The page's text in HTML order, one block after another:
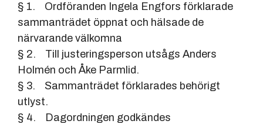
§ 1. Ordföranden Ingela Engfors förklarade
sammanträdet öppnat och hälsade de
närvarande välkomna
§ 2. Till justeringsperson utsågs Anders
Holmén och Åke Parmlid.
§ 3. Sammanträdet förklarades behörigt
utlyst.
§ 4. Dagordningen godkändes